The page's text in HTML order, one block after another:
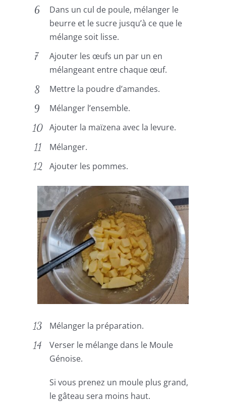
Dans un cul de poule, mélanger le
beurre et le sucre jusqu’à ce que le
mélange soit lisse.
Ajouter les œufs un par un en
mélangeant entre chaque œuf.
Mettre la poudre d’amandes.
Mélanger l’ensemble.
Ajouter la maïzena avec la levure.
Mélanger.
Ajouter les pommes.
Mélanger la préparation.
Verser le mélange dans le Moule
Génoise.
Si vous prenez un moule plus grand,
le gâteau sera moins haut.